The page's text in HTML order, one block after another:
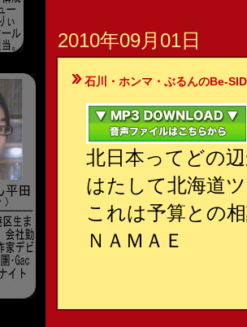
2010年09月01日
石川・ホンマ・ぶるんのBe-
北日本ってどの
はたして北海道
これは予算との
ＮＡＭＡＥ